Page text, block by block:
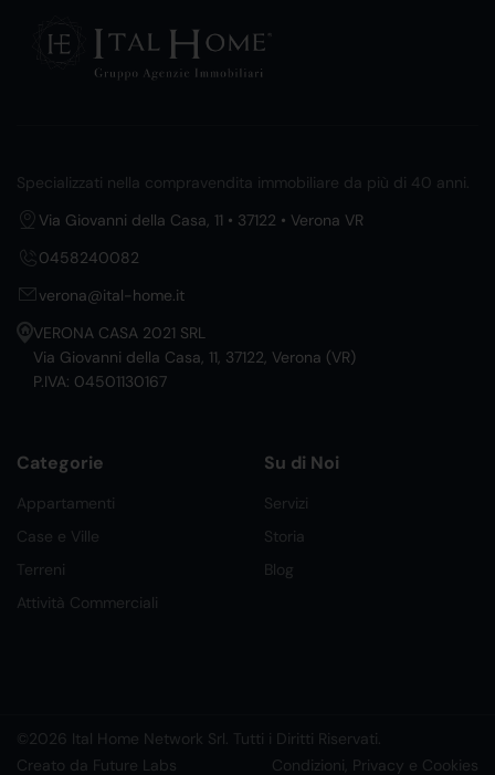
Specializzati nella compravendita immobiliare da più di 40 anni.
Via Giovanni della Casa, 11 • 37122 • Verona VR
0458240082
verona@ital-home.it
VERONA CASA 2021 SRL
Via Giovanni della Casa, 11, 37122, Verona (VR)
P.IVA: 04501130167
Categorie
Appartamenti
Case e Ville
Terreni
Attività Commerciali
Su di Noi
Servizi
Storia
Blog
©2026 Ital Home Network Srl. Tutti i Diritti Riservati.
Creato da Future Labs
Condizioni, Privacy e Cookies